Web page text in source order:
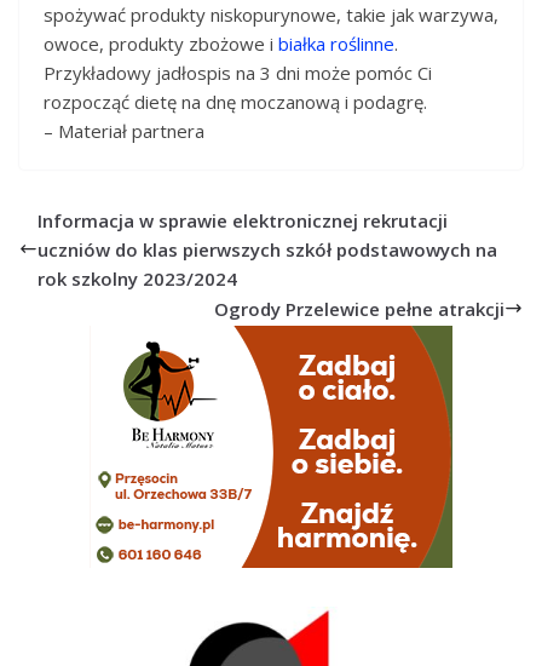
spożywać produkty niskopurynowe, takie jak warzywa,
owoce, produkty zbożowe i białka roślinne.
Przykładowy jadłospis na 3 dni może pomóc Ci
rozpocząć dietę na dnę moczanową i podagrę.
– Materiał partnera
Informacja w sprawie elektronicznej rekrutacji
uczniów do klas pierwszych szkół podstawowych na
rok szkolny 2023/2024
Ogrody Przelewice pełne atrakcji